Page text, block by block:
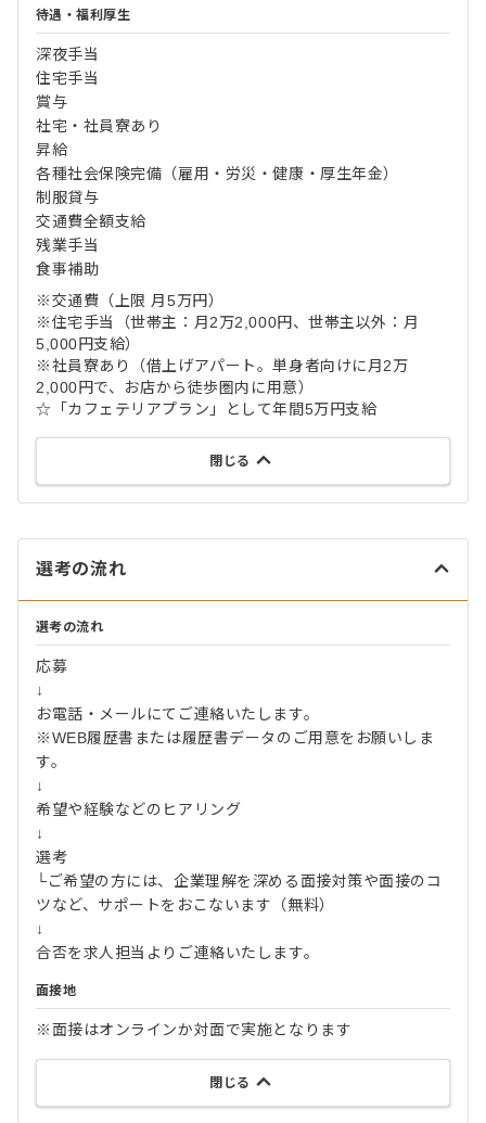
待遇・福利厚生
深夜手当
住宅手当
賞与
社宅・社員寮あり
昇給
各種社会保険完備（雇用・労災・健康・厚生年金）
制服貸与
交通費全額支給
残業手当
食事補助
※交通費（上限 月5万円）
※住宅手当（世帯主：月2万2,000円、世帯主以外：月
5,000円支給）
※社員寮あり（借上げアパート。単身者向けに月2万
2,000円で、お店から徒歩圏内に用意）
☆「カフェテリアプラン」として年間5万円支給
閉じる
選考の流れ
選考の流れ
応募
↓
お電話・メールにてご連絡いたします。
※WEB履歴書または履歴書データのご用意をお願いしま
す。
↓
希望や経験などのヒアリング
↓
選考
└ご希望の方には、企業理解を深める面接対策や面接のコ
ツなど、サポートをおこないます（無料）
↓
合否を求人担当よりご連絡いたします。
面接地
※面接はオンラインか対面で実施となります
閉じる